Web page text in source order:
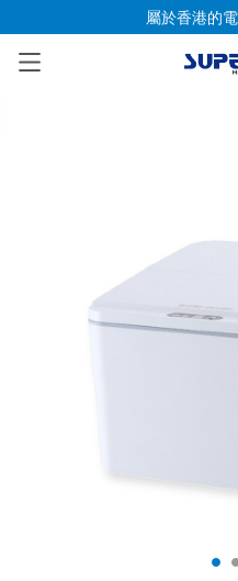
屬於香港的
已加入購物車